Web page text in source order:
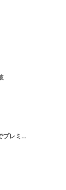
プレミ...